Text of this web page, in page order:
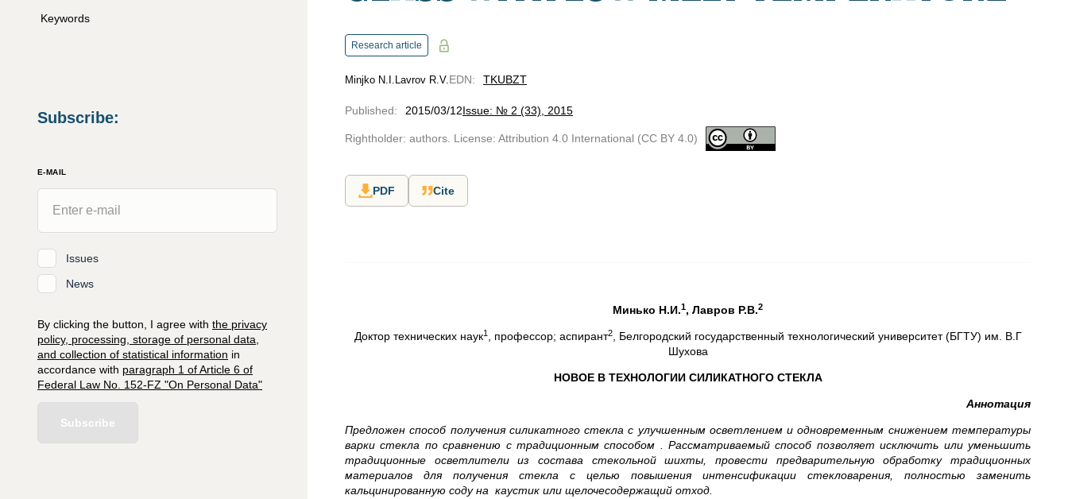
Keywords
Subscribe:
E-MAIL
Issues
News
By clicking the button, I agree with the privacy
policy, processing, storage of personal data,
and collection of statistical information in
accordance with paragraph 1 of Article 6 of
Federal Law No. 152-FZ "On Personal Data"
Subscribe
Research article
Minjko N.I. Lavrov R.V. EDN: TKUBZT
Published: 2015/03/12Issue: № 2 (33), 2015
Rightholder: authors. License: Attribution 4.0 International (CC BY 4.0)
PDF Cite
Минько Н.И.1, Лавров Р.В.2
Доктор технических наук1, профессор; аспирант2, Белгородский государственный технологический университет (БГТУ) им. В.Г
Шухова
НОВОЕ В ТЕХНОЛОГИИ СИЛИКАТНОГО СТЕКЛА
Аннотация
Предложен способ получения силикатного стекла с улучшенным осветлением и одновременным снижением температуры
варки стекла по сравнению с традиционным способом . Рассматриваемый способ позволяет исключить или уменьшить
традиционные осветлители из состава стекольной шихты, провести предварительную обработку традиционных
материалов для получения стекла с целью повышения интенсификации стекловарения, полностью заменить
кальцинированную соду на каустик или щелочесодержащий отход.